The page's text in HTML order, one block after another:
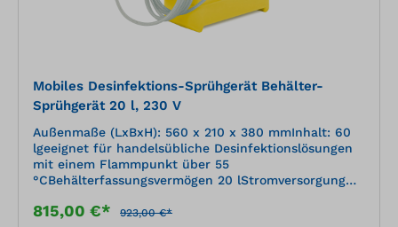
Mobiles Desinfektions-Sprühgerät Behälter-
Sprühgerät 20 l, 230 V
Außenmaße (LxBxH): 560 x 210 x 380 mmInhalt: 60
lgeeignet für handelsübliche Desinfektionslösungen
mit einem Flammpunkt über 55
°CBehälterfassungsvermögen 20 lStromversorgung
barGewebeschlauch ca. 5 mSprühlanze mit
815,00 €* 923,00 €*